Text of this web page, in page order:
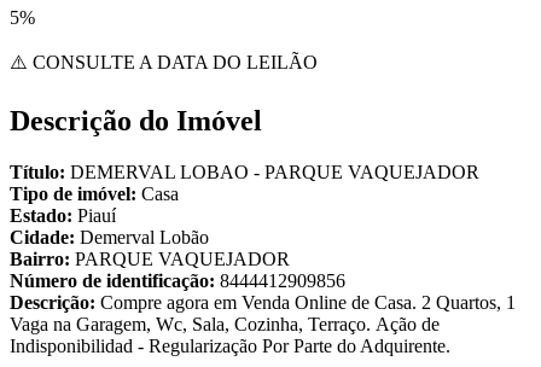
5%
⚠️ CONSULTE A DATA DO LEILÃO
Descrição do Imóvel
Título: DEMERVAL LOBAO - PARQUE VAQUEJADOR
Tipo de imóvel: Casa
Estado: Piauí
Cidade: Demerval Lobão
Bairro: PARQUE VAQUEJADOR
Número de identificação: 8444412909856
Descrição: Compre agora em Venda Online de Casa. 2 Quartos, 1
Vaga na Garagem, Wc, Sala, Cozinha, Terraço. Ação de
Indisponibilidad - Regularização Por Parte do Adquirente.